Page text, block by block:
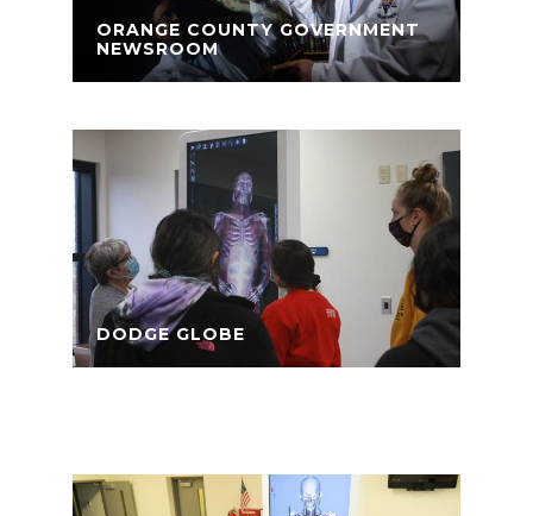
ORANGE COUNTY GOVERNMENT
NEWSROOM
DODGE GLOBE